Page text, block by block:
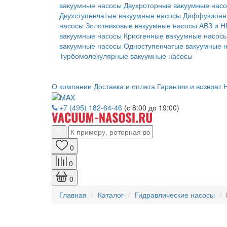
вакуумные насосы Двухроторные вакуумные
Двухступенчатые вакуумные насосы
насосы Золотниковые вакуумные насосы АВЗ и
вакуумные насосы Криогенные вакуумные
вакуумные насосы Одноступенчатые вакуумные
Турбомолекулярные вакуумные насосы
О компании Доставка и оплата Гарантии и возврат
+7 (495) 182-64-46 (с 8:00 до 19:00)
0
0
0
Главная
Каталог Гидравлические насосы